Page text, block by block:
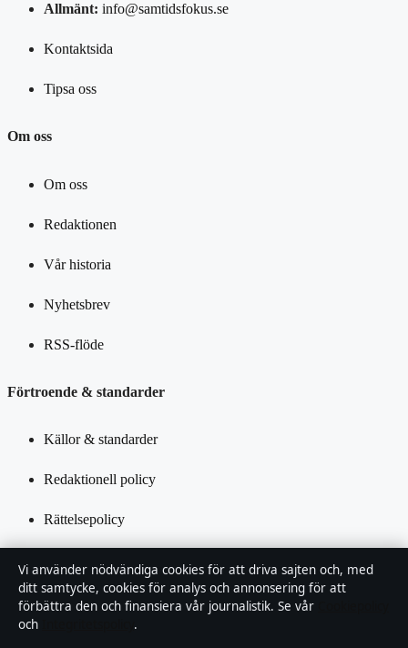
Allmänt: info@samtidsfokus.se
Kontaktsida
Tipsa oss
Om oss
Om oss
Redaktionen
Vår historia
Nyhetsbrev
RSS-flöde
Förtroende & standarder
Källor & standarder
Redaktionell policy
Rättelsepolicy
Integritetspolicy
Vi använder nödvändiga cookies för att driva sajten och, med
ditt samtycke, cookies för analys och annonsering för att
förbättra den och finansiera vår journalistik. Se vår
och
.